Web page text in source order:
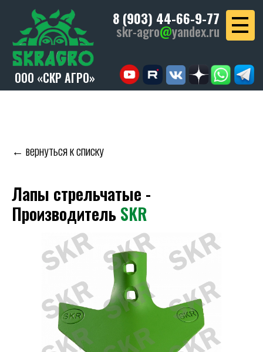
8 (903) 44-66-9-77
skr-agro@ yandex.ru
ООО «СКР АГРО»
← вернуться к списку
Лапы стрельчатые -
ПроизводительSKR